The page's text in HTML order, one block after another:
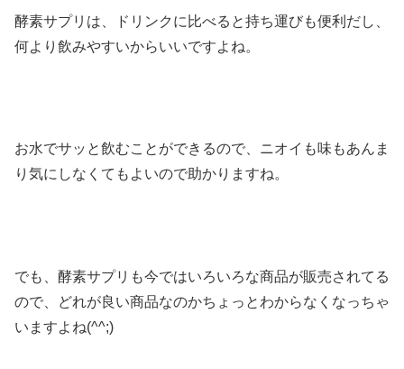
酵素サプリは、ドリンクに比べると持ち運びも便利だし、
何より飲みやすいからいいですよね。
お水でサッと飲むことができるので、ニオイも味もあんま
り気にしなくてもよいので助かりますね。
でも、酵素サプリも今ではいろいろな商品が販売されてる
ので、どれが良い商品なのかちょっとわからなくなっちゃ
いますよね(^^;)